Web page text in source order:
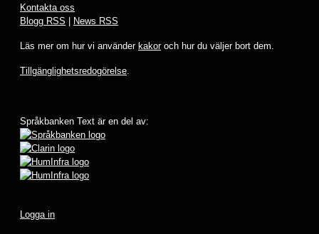
Kontakta oss
Blogg RSS
News RSS
Läs mer om hur vi använder kakoroch hur du väljer bort dem.
Tillgänglighetsredogörelse.
Språkbanken Text är en del av:
Logga in